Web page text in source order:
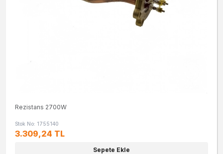
Rezistans 2700W
Stok No: 1755140
3.309,24 TL
Sepete Ekle